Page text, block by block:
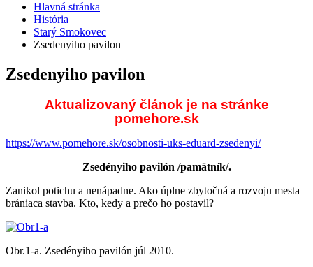
Hlavná stránka
História
Starý Smokovec
Zsedenyiho pavilon
Zsedenyiho pavilon
Aktualizovaný článok je na stránke
pomehore.sk
https://www.pomehore.sk/osobnosti-uks-eduard-zsedenyi/
Zsedényiho pavilón /pamätník/.
Zanikol potichu a nenápadne. Ako úplne zbytočná a rozvoju mesta
brániaca stavba. Kto, kedy a prečo ho postavil?
Obr.1-a. Zsedényiho pavilón júl 2010.